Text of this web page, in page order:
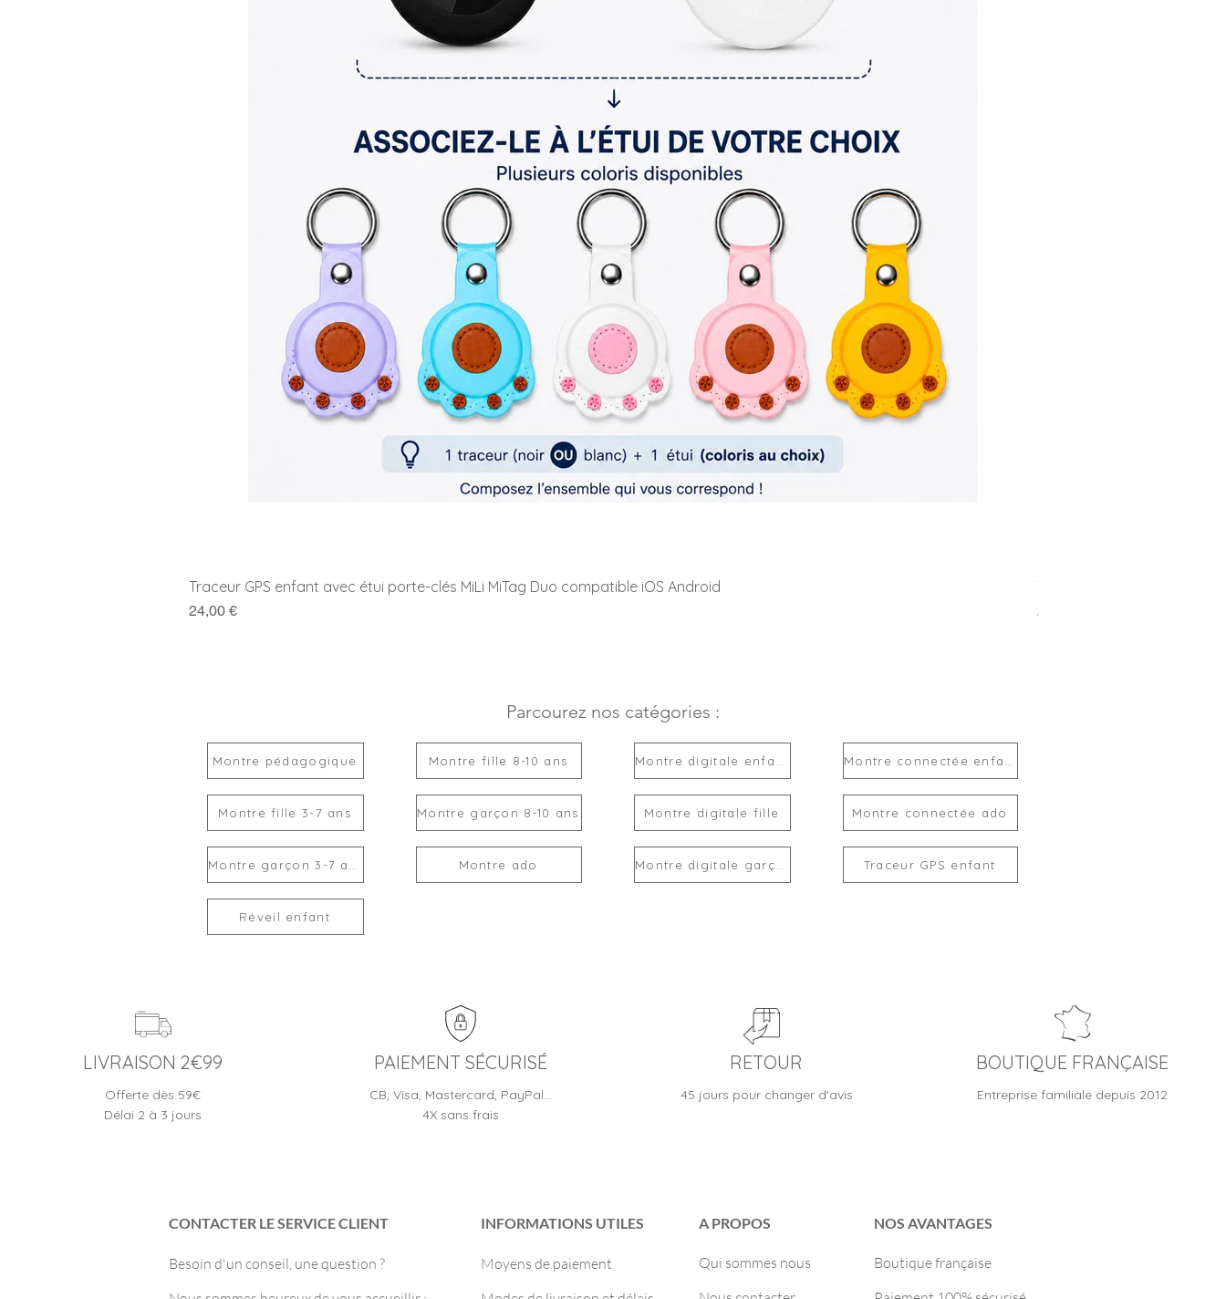
Traceur GPS enfant avec étui porte-clés MiLi MiTag Duo compatible iOS Android
Prix
24,00 €
Traceur GPS enfant MiLi
Prix
24,00 €
Parcourez nos catégories :
Montre pédagogique
Montre fille 3-7 ans
Montre fille 8-10 ans
Montre garçon 8-10 ans
Montre ado
Montre digitale fille Montre connectée ado
Traceur GPS enfant
Réveil enfant
LIVRAISON 2€99
Offerte dès 59€
Délai 2 à 3 jours
PAIEMENT SÉCURISÉ
CB, Visa, Mastercard, PayPal…
4X sans frais
RETOUR
45 jours pour changer d'avis
BOUTIQUE FRANÇAISE
Entreprise familiale depuis 2012
CONTACTER LE SERVICE CLIENT
Besoin d'un conseil, une question ?
INFORMATIONS UTILES
Moyens de paiement
A PROPOS
Qui sommes nous
NOS AVANTAGES
Boutique française